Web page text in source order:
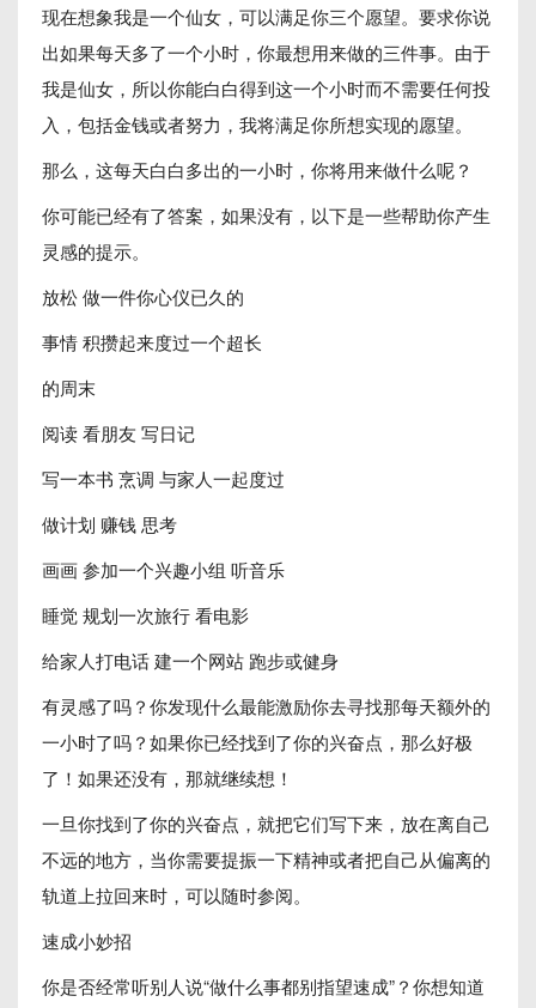
现在想象我是一个仙女，可以满足你三个愿望。要求你说
出如果每天多了一个小时，你最想用来做的三件事。由于
我是仙女，所以你能白白得到这一个小时而不需要任何投
入，包括金钱或者努力，我将满足你所想实现的愿望。
那么，这每天白白多出的一小时，你将用来做什么呢？
你可能已经有了答案，如果没有，以下是一些帮助你产生
灵感的提示。
放松 做一件你心仪已久的
事情 积攒起来度过一个超长
的周末
阅读 看朋友 写日记
写一本书 烹调 与家人一起度过
做计划 赚钱 思考
画画 参加一个兴趣小组 听音乐
睡觉 规划一次旅行 看电影
给家人打电话 建一个网站 跑步或健身
有灵感了吗？你发现什么最能激励你去寻找那每天额外的
一小时了吗？如果你已经找到了你的兴奋点，那么好极
了！如果还没有，那就继续想！
一旦你找到了你的兴奋点，就把它们写下来，放在离自己
不远的地方，当你需要提振一下精神或者把自己从偏离的
轨道上拉回来时，可以随时参阅。
速成小妙招
你是否经常听别人说“做什么事都别指望速成”？你想知道